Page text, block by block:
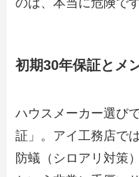
のは、本当に危険です
初期30年保証とメ
ハウスメーカー選び
証」。アイ工務店で
防蟻（シロアリ対策